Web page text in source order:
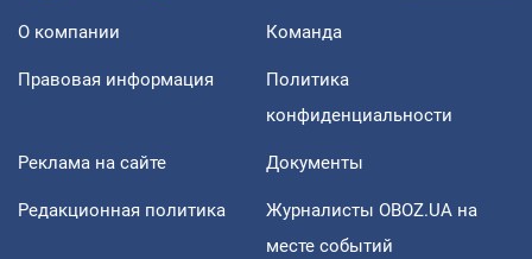
О компании Команда
Правовая информация
Политика
конфиденциальности
Реклама на сайте Документы
Редакционная политика
Журналисты OBOZ.UA на
месте событий